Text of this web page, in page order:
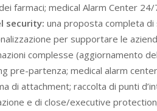
farmaci; medical Alarm Center
security: una proposta completa
per supportare le
complesse (aggiornamento
pre-partenza; medical alarm
di attachment; raccolta di punti
e di close/executive